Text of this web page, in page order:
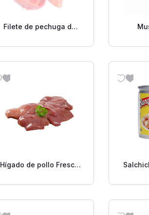
Filete de pechuga de
Hígado de pollo Fresco